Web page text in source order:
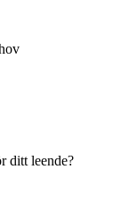
ditt leende?